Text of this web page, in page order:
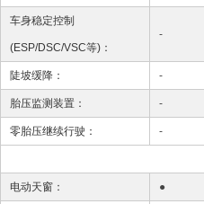
车身稳定控制
(ESP/DSC/VSC等)：
-
陡坡缓降： -
胎压监测装置： -
零胎压继续行驶： -
电动天窗： ●